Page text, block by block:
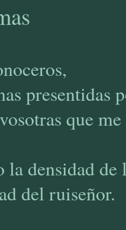
presentidas
que
la densidad de
del ruiseñor.